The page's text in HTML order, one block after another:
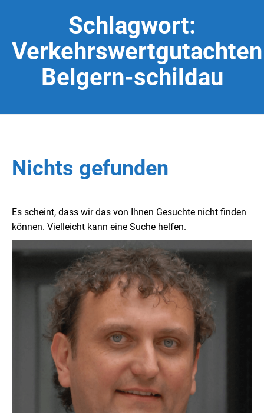
Schlagwort:
Verkehrswertgutachten
Belgern-schildau
Nichts gefunden
Es scheint, dass wir das von Ihnen Gesuchte nicht finden
können. Vielleicht kann eine Suche helfen.